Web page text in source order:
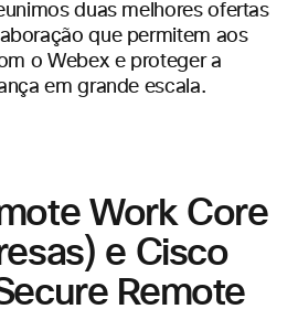
duas melhores ofertas
que permitem aos
o Webex e proteger a
em grande escala.
Work Core
e Cisco
Remote